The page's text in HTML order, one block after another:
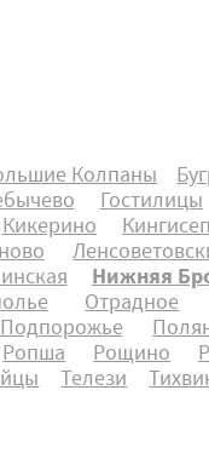
Колпаны
Гостилицы
Кикерино
Нижняя
Отрадное
Подпорожье
Ропша
Рощино
Телези